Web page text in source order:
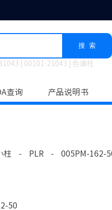
搜 索
00101-21043 色谱柱
查询 产品说明书
柱 - PLR - 005PM-162-
50